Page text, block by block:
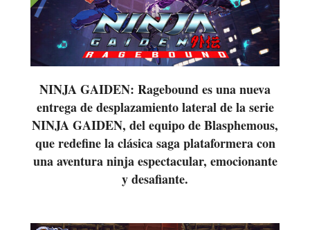
NINJA GAIDEN: Ragebound es una nueva
entrega de desplazamiento lateral de la serie
NINJA GAIDEN, del equipo de Blasphemous,
que redefine la clásica saga plataformera con
una aventura ninja espectacular, emocionante
y desafiante.